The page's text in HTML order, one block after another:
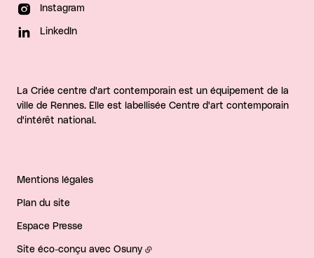
Instagram
LinkedIn
La Criée centre d'art contemporain est un équipement de la
ville de Rennes. Elle est labellisée Centre d'art contemporain
d'intérêt national.
Mentions légales
Plan du site
Espace Presse
Site éco-conçu avec Osuny